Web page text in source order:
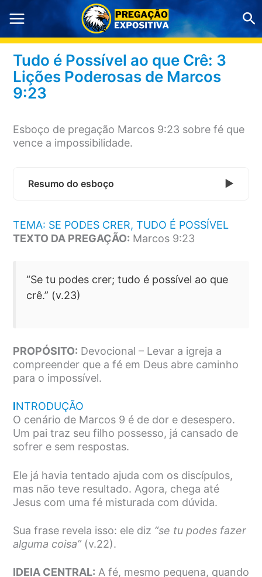
para
conteúdo
Tudo é Possível ao que Crê: 3
Lições Poderosas de Marcos
9:23
Esboço de pregação Marcos 9:23 sobre fé que
vence a impossibilidade.
Resumo do esboço
TEMA: SE PODES CRER, TUDO É POSSÍVEL
TEXTO DA PREGAÇÃO: Marcos 9:23
“Se tu podes crer; tudo é possível ao que
crê.” (v.23)
PROPÓSITO: Devocional – Levar a igreja a
compreender que a fé em Deus abre caminho
para o impossível.
INTRODUÇÃO
O cenário de Marcos 9 é de dor e desespero.
Um pai traz seu filho possesso, já cansado de
sofrer e sem respostas.
Ele já havia tentado ajuda com os discípulos,
mas não teve resultado. Agora, chega até
Jesus com uma fé misturada com dúvida.
Sua frase revela isso: ele diz “se tu podes fazer
alguma coisa”(v.22).
IDEIA CENTRAL: A fé, mesmo pequena, quando